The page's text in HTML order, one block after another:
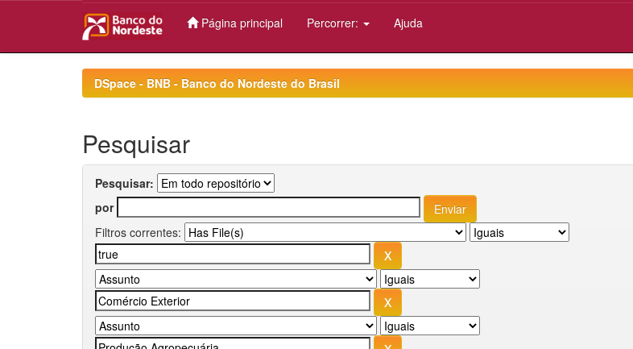
Página principal Percorrer: Ajuda
DSpace - BNB - Banco do Nordeste do Brasil
Pesquisar
Pesquisar:
por
Filtros correntes: